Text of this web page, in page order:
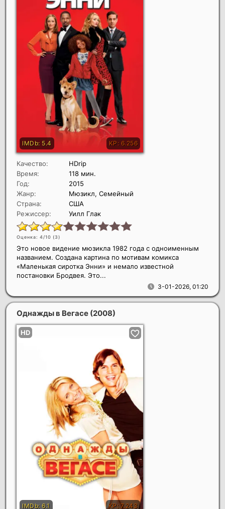
Качество:
HDrip
Время:
118 мин.
Год:
2015
Жанр:
Мюзикл, Семейный
Страна:
США
Режиссер:
Уилл Глак
Оценка: 4/10 (3)
3-01-2026, 01:20
Это новое видение мюзикла 1982 года с одноименным
названием. Создана картина по мотивам комикса
«Маленькая сиротка Энни» и немало известной
постановки Бродвея. Это...
Однажды в Вегасе (2008)